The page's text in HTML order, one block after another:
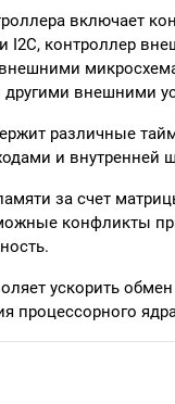
включает
I2C, контроллер
другими внешними
различные
и внутренней
за счет
конфликты
ускорить
процессорного